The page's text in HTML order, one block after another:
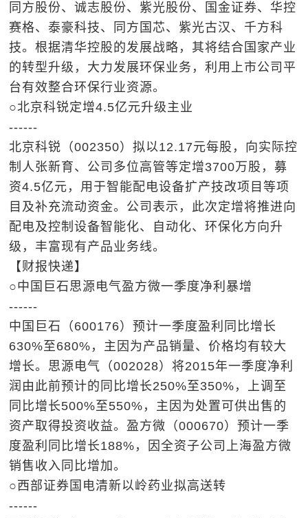
同方股份、诚志股份、紫光股份、国金证券、华控
赛格、泰豪科技、同方国芯、紫光古汉、千方科
技。根据清华控股的发展战略，其将结合国家产业
的转型升级，大力发展环保业务，利用上市公司平
台有效整合环保行业资源。
○北京科锐定增4.5亿元升级主业
------
北京科锐（002350）拟以12.17元每股，向实际控
制人张新育、公司多位高管等定增3700万股，募
资4.5亿元，用于智能配电设备扩产技改项目等项
目及补充流动资金。公司表示，此次定增将推进向
配电及控制设备智能化、自动化、环保化方向升
级，丰富现有产品业务线。
【财报快递】
○中国巨石思源电气盈方微一季度净利暴增
------
中国巨石（600176）预计一季度盈利同比增长
630%至680%，主因为产品销量、价格均有较大
增长。思源电气（002028）将2015年一季度净利
润由此前预计的同比增长250%至350%，上调至
同比增长500%至550%，主因为处置可供出售的
资产取得投资收益。盈方微（000670）预计一季
度盈利同比增长188%，因全资子公司上海盈方微
销售收入同比增加。
○西部证券国电清新以岭药业拟高送转
------